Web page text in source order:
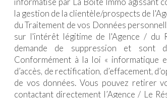
la gestion de la clientèle/prospects de
du Traitement de vos Données
sur l'intérêt légitime de l'Agence / du
demande de suppression et sont
Conformément à la loi « informatique
d’accès, de rectification, d’effacement,
de vos données. Vous pouvez retirer
contactant directement l’Agence / Le